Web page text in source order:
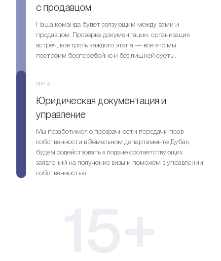
с продавцом
Наша команда будет связующим между вами и
продавцом. Проверка документации, организация
встреч, контроль каждого этапа — все это мы
построим бесперебойно и без лишней суеты.
ШАГ 4.
Юридическая документация и
управление
Мы позаботимся о прозрачности передачи прав
собственности в Земельном департаменте Дубая,
будем содействовать в подаче соответствующих
заявлений на получение визы и поможем в управлении
собственностью.